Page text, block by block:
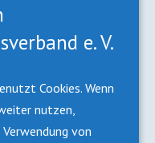
e. V. ist Mitglied in
e. V.
Cookies. Wenn
nutzen,
von